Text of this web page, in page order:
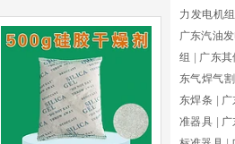
力发电机组
广东汽油
组
广东
东气焊气
东焊条
准器具